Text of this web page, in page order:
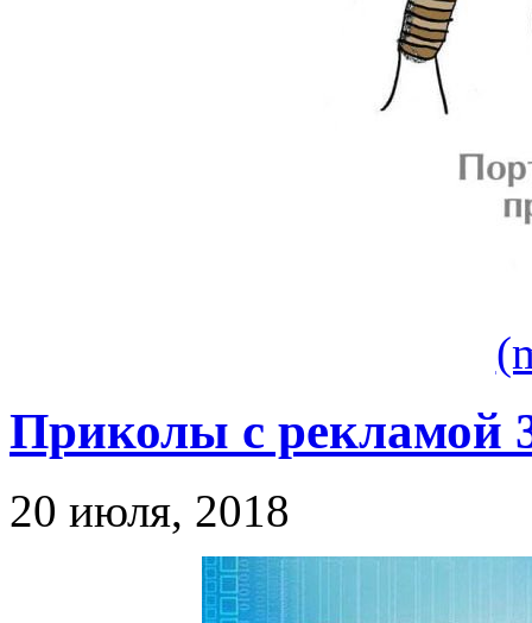
Приколы с рекламой
20 июля, 2018